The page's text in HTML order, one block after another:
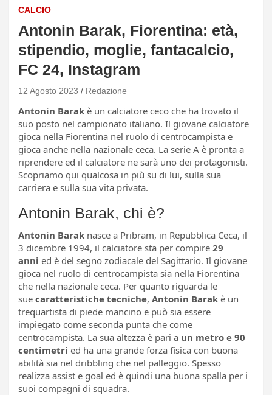
CALCIO
Antonin Barak, Fiorentina: età,
stipendio, moglie, fantacalcio,
FC 24, Instagram
12 Agosto 2023 Redazione
Antonin Barak è un calciatore ceco che ha trovato il
suo posto nel campionato italiano. Il giovane calciatore
gioca nella Fiorentina nel ruolo di centrocampista e
gioca anche nella nazionale ceca. La serie A è pronta a
riprendere ed il calciatore ne sarà uno dei protagonisti.
Scopriamo qui qualcosa in più su di lui, sulla sua
carriera e sulla sua vita privata.
Antonin Barak, chi è?
Antonin Barak nasce a Pribram, in Repubblica Ceca, il
3 dicembre 1994, il calciatore sta per compire 29
anni ed è del segno zodiacale del Sagittario. Il giovane
gioca nel ruolo di centrocampista sia nella Fiorentina
che nella nazionale ceca. Per quanto riguarda le
sue caratteristiche tecniche, Antonin Barak è un
trequartista di piede mancino e può sia essere
impiegato come seconda punta che come
centrocampista. La sua altezza è pari a un metro e 90
centimetri ed ha una grande forza fisica con buona
abilità sia nel dribbling che nel palleggio. Spesso
realizza assist e goal ed è quindi una buona spalla per i
suoi compagni di squadra.